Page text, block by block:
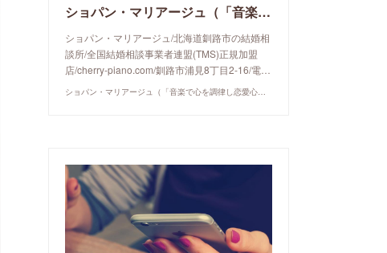
ショパン・マリアージュ（「音楽で心を調律し恋愛心理学でご縁を育てる」釧路市の結婚相談所）/ 全国結婚相談事業者連盟正規加盟店 / cherry-piano.com
ショパン・マリアージュ/北海道釧路市の結婚相
談所/全国結婚相談事業者連盟(TMS)正規加盟
店/cherry-piano.com/釧路市浦見8丁目2-16/電…
ショパン・マリアージュ（「音楽で心を調律し恋愛心理学でご縁を育てる」釧路市の結婚相談所）/ 全国結婚相談事業者連盟正規加盟店 / cherry-piano.com